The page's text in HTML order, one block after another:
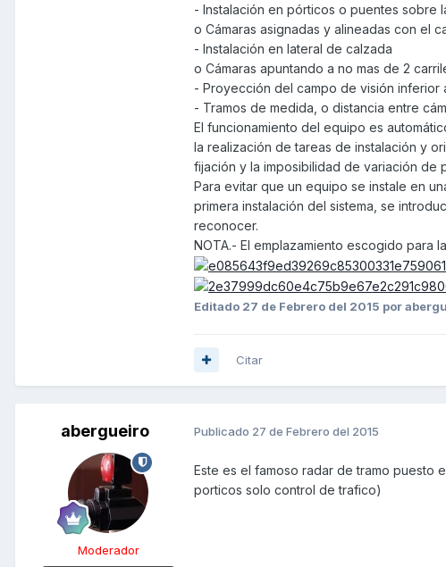
- Instalación en pórticos o puentes sobre
o Cámaras asignadas y alineadas con el
- Instalación en lateral de calzada
o Cámaras apuntando a no mas de 2
- Proyección del campo de visión inferior
- Tramos de medida, o distancia entre
El funcionamiento del equipo es
la realización de tareas de instalación y
fijación y la imposibilidad de variación de
Para evitar que un equipo se instale en
primera instalación del sistema, se
reconocer.
NOTA.- El emplazamiento escogido para
Editado 27 de Febrero del 2015 por
Citar
abergueiro
Moderador
Publicado 27 de Febrero del 2015
Este es el famoso radar de tramo puesto
porticos solo control de trafico)